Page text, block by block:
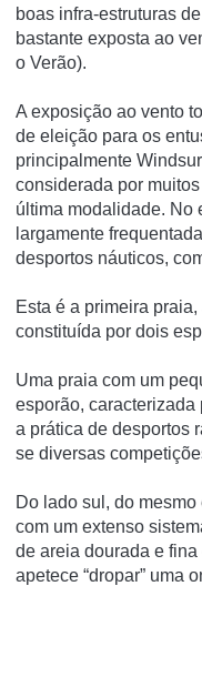
boas infra-estruturas
bastante exposta ao
o Verão).
A exposição ao vento
de eleição para os
principalmente
considerada por
última modalidade. No
largamente
desportos náuticos,
Esta é a primeira
constituída por dois
Uma praia com um
esporão, caracterizada
a prática de desportos
se diversas
Do lado sul, do
com um extenso
de areia dourada e
apetece “dropar” uma